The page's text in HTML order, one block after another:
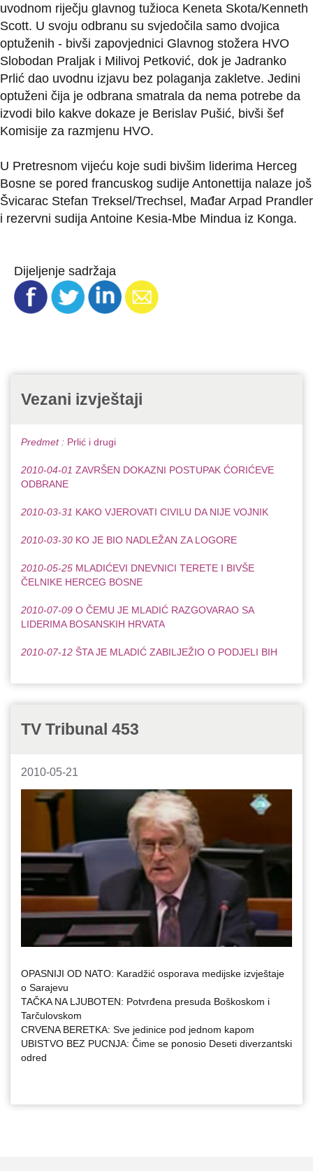
uvodnom riječju glavnog tužioca Keneta Skota/Kenneth
Scott. U svoju odbranu su svjedočila samo dvojica
optuženih - bivši zapovjednici Glavnog stožera HVO
Slobodan Praljak i Milivoj Petković, dok je Jadranko
Prlić dao uvodnu izjavu bez polaganja zakletve. Jedini
optuženi čija je odbrana smatrala da nema potrebe da
izvodi bilo kakve dokaze je Berislav Pušić, bivši šef
Komisije za razmjenu HVO.
U Pretresnom vijeću koje sudi bivšim liderima Herceg
Bosne se pored francuskog sudije Antonettija nalaze još
Švicarac Stefan Treksel/Trechsel, Mađar Arpad Prandler
i rezervni sudija Antoine Kesia-Mbe Mindua iz Konga.
Dijeljenje sadržaja
Vezani izvještaji
Predmet : Prlić i drugi
2010-04-01 ZAVRŠEN DOKAZNI POSTUPAK ĆORIĆEVE
ODBRANE
2010-03-31 KAKO VJEROVATI CIVILU DA NIJE VOJNIK
2010-03-30 KO JE BIO NADLEŽAN ZA LOGORE
2010-05-25 MLADIĆEVI DNEVNICI TERETE I BIVŠE
ČELNIKE HERCEG BOSNE
2010-07-09 O ČEMU JE MLADIĆ RAZGOVARAO SA
LIDERIMA BOSANSKIH HRVATA
2010-07-12 ŠTA JE MLADIĆ ZABILJEŽIO O PODJELI BIH
TV Tribunal 453
2010-05-21
OPASNIJI OD NATO: Karadžić osporava medijske izvještaje
o Sarajevu
TAČKA NA LJUBOTEN: Potvrđena presuda Boškoskom i
Tarčulovskom
CRVENA BERETKA: Sve jedinice pod jednom kapom
UBISTVO BEZ PUCNJA: Čime se ponosio Deseti diverzantski
odred